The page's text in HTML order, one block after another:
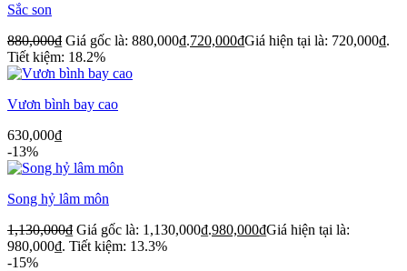
Sắc son
880,000₫ Giá gốc là: 880,000₫.720,000₫Giá hiện tại là: 720,000₫.
Tiết kiệm: 18.2%
Vươn bình bay cao
630,000₫
-13%
Song hỷ lâm môn
1,130,000₫ Giá gốc là: 1,130,000₫.980,000₫Giá hiện tại là:
980,000₫. Tiết kiệm: 13.3%
-15%